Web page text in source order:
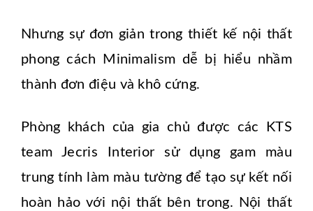
Nhưng sự đơn giản trong thiết kế nội thất
phong cách Minimalism dễ bị hiểu nhầm
thành đơn điệu và khô cứng.
Phòng khách của gia chủ được các KTS
team Jecris Interior sử dụng gam màu
trung tính làm màu tường để tạo sự kết nối
hoàn hảo với nội thất bên trong. Nội thất